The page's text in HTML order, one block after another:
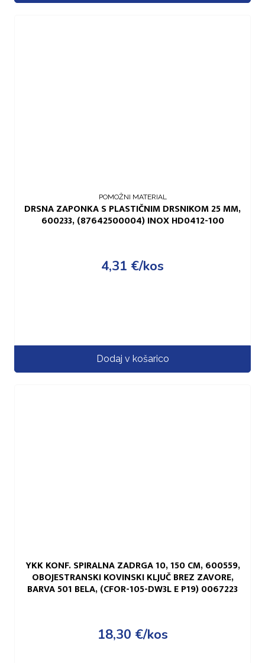
POMOŽNI MATERIAL
DRSNA ZAPONKA S PLASTIČNIM DRSNIKOM 25 MM,
600233, (87642500004) INOX HD0412-100
4,31 €/kos
Dodaj v košarico
YKK KONF. SPIRALNA ZADRGA 10, 150 CM, 600559,
OBOJESTRANSKI KOVINSKI KLJUČ BREZ ZAVORE,
BARVA 501 BELA, (CFOR-105-DW3L E P19) 0067223
18,30 €/kos